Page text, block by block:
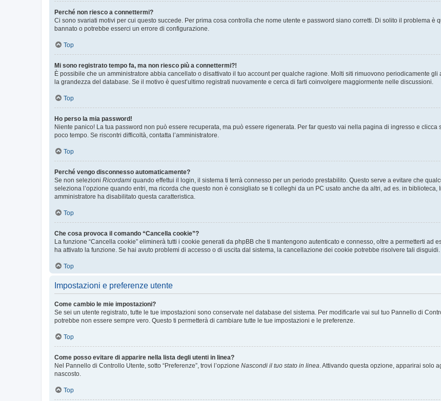
Perché non riesco a connettermi?
Ci sono svariati motivi per cui questo succede. Per prima cosa controlla che nome utente e password siano corretti. Di solito il problema è
bannato o potrebbe esserci un errore di configurazione.
Top
Mi sono registrato tempo fa, ma non riesco più a connettermi?!
È possibile che un amministratore abbia cancellato o disattivato il tuo account per qualche ragione. Molti siti rimuovono periodicamente
la grandezza del database. Se il motivo è quest’ultimo registrati nuovamente e cerca di farti coinvolgere maggiormente nelle discussioni.
Top
Ho perso la mia password!
Niente panico! La tua password non può essere recuperata, ma può essere rigenerata. Per far questo vai nella pagina di ingresso e clicca
poco tempo. Se riscontri difficoltà, contatta l’amministratore.
Top
Perché vengo disconnesso automaticamente?
Se non selezioni Ricordami quando effettui il login, il sistema ti terrà connesso per un periodo prestabilito. Questo serve a evitare che
seleziona l’opzione quando entri, ma ricorda che questo non è consigliato se ti colleghi da un PC usato anche da altri, ad es. in
amministratore ha disabilitato questa caratteristica.
Top
Che cosa provoca il comando “Cancella cookie”?
La funzione “Cancella cookie” eliminerà tutti i cookie generati da phpBB che ti mantengono autenticato e connesso, oltre a permetterti ad
ha attivato la funzione. Se hai avuto problemi di accesso o di uscita dal sistema, la cancellazione dei cookie potrebbe risolvere tali disguidi.
Top
Impostazioni e preferenze utente
Come cambio le mie impostazioni?
Se sei un utente registrato, tutte le tue impostazioni sono conservate nel database del sistema. Per modificarle vai sul tuo Pannello di
potrebbe non essere sempre vero. Questo ti permetterà di cambiare tutte le tue impostazioni e le preferenze.
Top
Come posso evitare di apparire nella lista degli utenti in linea?
Nel Pannello di Controllo Utente, sotto “Preferenze”, trovi l’opzione Nascondi il tuo stato in linea . Attivando questa opzione, apparirai solo
nascosto.
Top